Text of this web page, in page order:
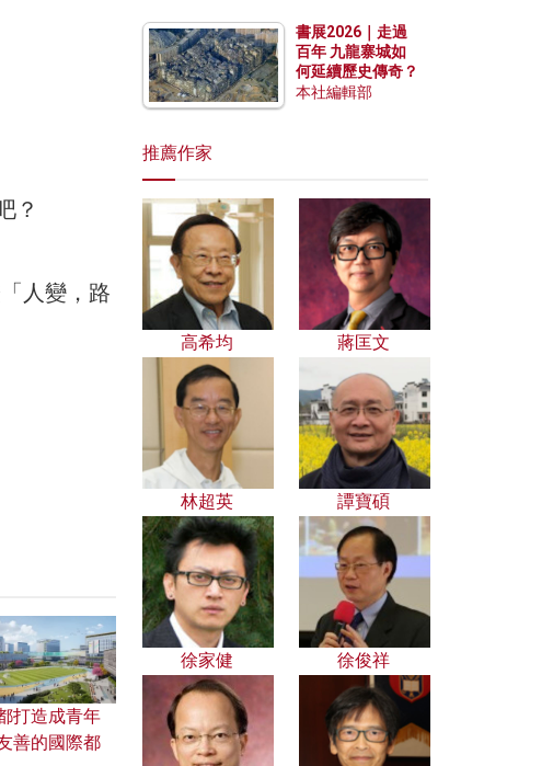
？
人變，路
打造成青年
善的國際都
書展2026｜走過
百年 九龍寨城如
何延續歷史傳奇？
本社編輯部
推薦作家
高希均 蔣匡文
林超英 譚寶碩
徐家健 徐俊祥